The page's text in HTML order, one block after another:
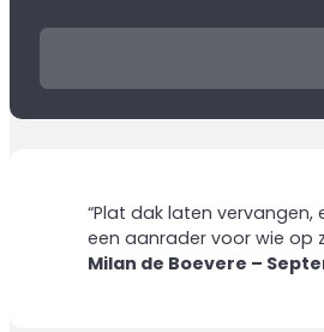
“Plat dak laten
een aanrader voor wie op
Milan de Boevere –